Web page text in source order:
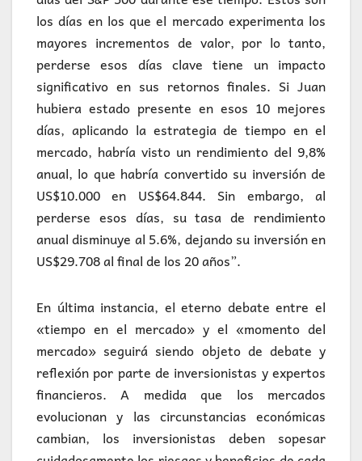
los días en los que el mercado experimenta los
mayores incrementos de valor, por lo tanto,
perderse esos días clave tiene un impacto
significativo en sus retornos finales. Si Juan
hubiera estado presente en esos 10 mejores
días, aplicando la estrategia de tiempo en el
mercado, habría visto un rendimiento del 9,8%
anual, lo que habría convertido su inversión de
US$10.000 en US$64.844. Sin embargo, al
perderse esos días, su tasa de rendimiento
anual disminuye al 5.6%, dejando su inversión en
US$29.708 al final de los 20 años”.
En última instancia, el eterno debate entre el
«tiempo en el mercado» y el «momento del
mercado» seguirá siendo objeto de debate y
reflexión por parte de inversionistas y expertos
financieros. A medida que los mercados
evolucionan y las circunstancias económicas
cambian, los inversionistas deben sopesar